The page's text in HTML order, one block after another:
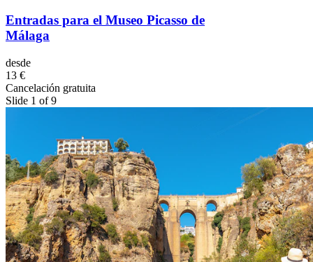
Entradas para el Museo Picasso de
Málaga
desde
13 €
Cancelación gratuita
Slide 1 of 9